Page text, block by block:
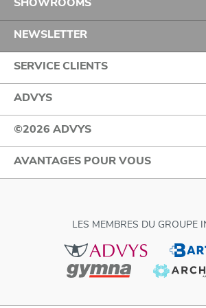
NEWSLETTER
SERVICE CLIENTS
ADVYS
©2026 ADVYS
AVANTAGES POUR VOUS
LES MEMBRES DU GROUPE